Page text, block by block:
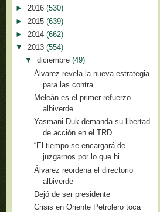
► 2016 (530)
► 2015 (639)
► 2014 (662)
▼ 2013 (554)
▼ diciembre (49)
Álvarez revela la nueva estrategia
para las contra...
Meleán es el primer refuerzo
albiverde
Yasmani Duk demanda su libertad
de acción en el TRD
“El tiempo se encargará de
juzgarnos por lo que hi...
Álvarez reordena el directorio
albiverde
Dejó de ser presidente
Crisis en Oriente Petrolero toca